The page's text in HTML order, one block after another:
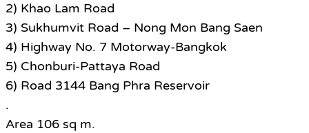
2) Khao Lam Road
3) Sukhumvit Road – Nong Mon Bang Saen
4) Highway No. 7 Motorway-Bangkok
5) Chonburi-Pattaya Road
6) Road 3144 Bang Phra Reservoir
.
Area 106 sq m.